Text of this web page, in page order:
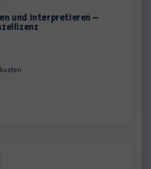
und interpretieren –